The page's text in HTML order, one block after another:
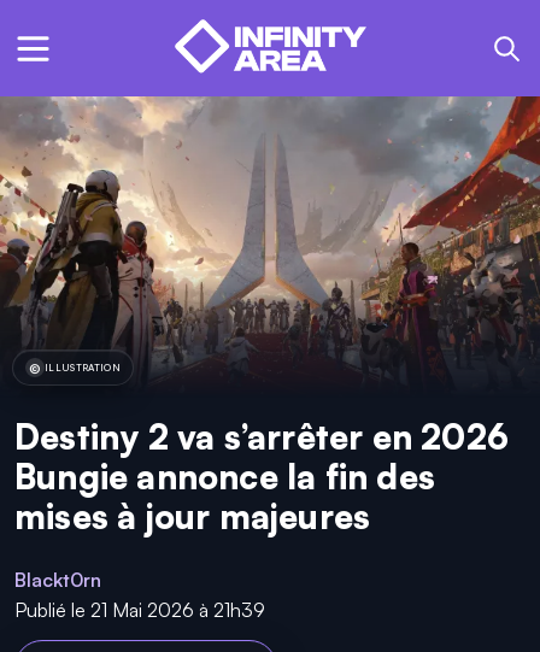
ILLUSTRATION
Destiny 2 va s’arrêter en 2026
Bungie annonce la fin des
mises à jour majeures
Blackt0rn
Publié le 21 Mai 2026 à 21h39